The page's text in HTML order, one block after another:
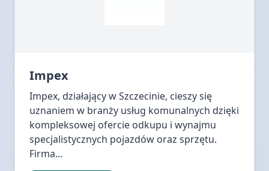
Impex
Impex, działający w Szczecinie, cieszy się
uznaniem w branży usług komunalnych dzięki
kompleksowej ofercie odkupu i wynajmu
specjalistycznych pojazdów oraz sprzętu.
Firma...